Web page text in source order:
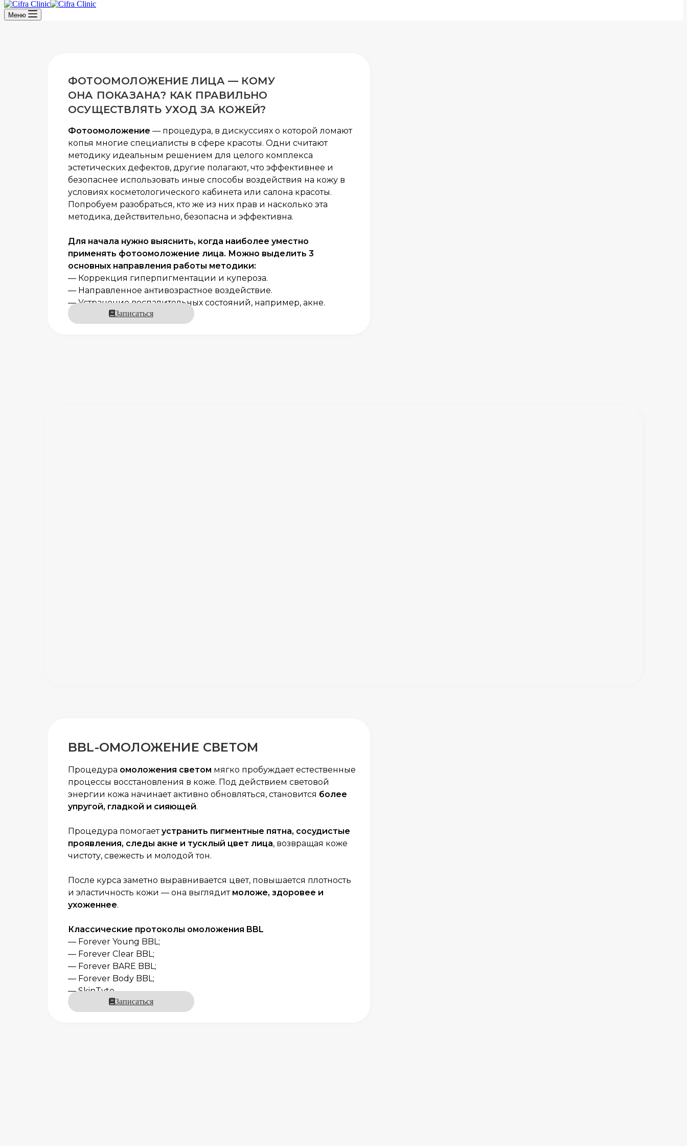
Меню
ФОТООМОЛОЖЕНИЕ ЛИЦА — КОМУ
ОНА ПОКАЗАНА? КАК ПРАВИЛЬНО
ОСУЩЕСТВЛЯТЬ УХОД ЗА КОЖЕЙ?
Фотоомоложение — процедура, в дискуссиях о которой ломают
копья многие специалисты в сфере красоты. Одни считают
методику идеальным решением для целого комплекса
эстетических дефектов, другие полагают, что эффективнее и
безопаснее использовать иные способы воздействия на кожу в
условиях косметологического кабинета или салона красоты.
Попробуем разобраться, кто же из них прав и насколько эта
методика, действительно, безопасна и эффективна.
Для начала нужно выяснить, когда наиболее уместно
применять фотоомоложение лица. Можно выделить 3
основных направления работы методики:
— Коррекция гиперпигментации и купероза.
— Направленное антивозрастное воздействие.
— Устранение воспалительных состояний, например, акне.
Записаться
BBL-ОМОЛОЖЕНИЕ СВЕТОМ
Процедура омоложения светом мягко пробуждает естественные
процессы восстановления в коже. Под действием световой
энергии кожа начинает активно обновляться, становится более
упругой, гладкой и сияющей.
Процедура помогаетустранить пигментные пятна, сосудистые
проявления, следы акне и тусклый цвет лица, возвращая коже
чистоту, свежесть и молодой тон.
После курса заметно выравнивается цвет, повышается плотность
и эластичность кожи — она выглядит моложе, здоровее и
ухоженнее.
Классические протоколы омоложения BBL
— Forever Young BBL;
— Forever Clear BBL;
— Forever BARE BBL;
— Forever Body BBL;
— SkinTyte.
Записаться